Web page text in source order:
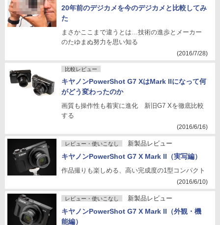
20年前のデジカメを今のデジカメと比較してみ
た
まさかここまで違うとは…技術の進歩とメーカー
のたゆまぬ努力を思い知る
(2016/7/28)
比較レビュー
キヤノンPowerShot G7 XはMark IIになって何
がどう変わったのか
画質も操作性も着実に進化 新旧G7 Xを徹底比較
する
(2016/6/16)
レビュー・使いこなし 新製品レビュー
キヤノンPowerShot G7 X Mark II（実写編）
作品撮りも楽しめる、高い完成度の1型コンパクト
(2016/6/10)
レビュー・使いこなし 新製品レビュー
キヤノンPowerShot G7 X Mark II（外観・機
能編）